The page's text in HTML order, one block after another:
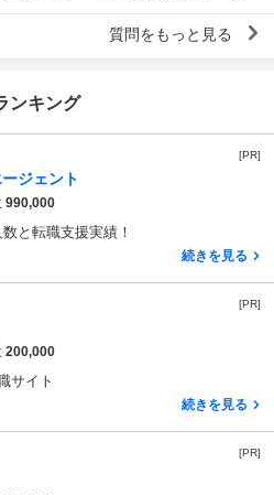
職です。 社内環境等...
質問をもっと見る
ンキング
[PR]
ジェント
990,000
と転職支援実績！
続きを見る
[PR]
200,000
サイト
続きを見る
[PR]